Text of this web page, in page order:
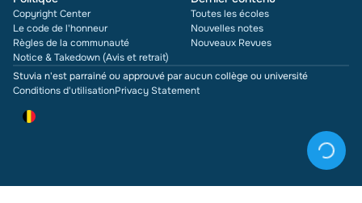
Copyright Center
Le code de l'honneur
Règles de la communauté
Notice & Takedown (Avis et retrait)
Toutes les écoles
Nouvelles notes
Nouveaux Revues
Stuvia n'est parrainé ou approuvé par aucun collège ou université
Conditions d'utilisationPrivacy Statement